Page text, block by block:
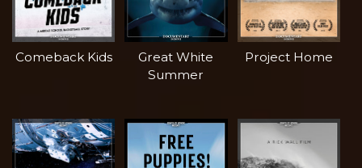
Comeback Kids
Great White
Summer
Project Home